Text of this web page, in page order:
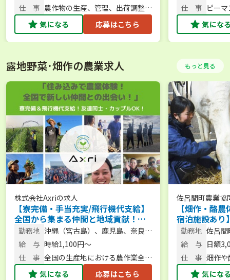
仕 事 農作物の生産、管理、出荷調整、
販売など
気になる 応募はこちら
仕 事 ピー
業全般
気にな
露地野菜･畑作の農業求人 もっと見る
株式会社Axriの求人
【寮完備・手当充実/飛行機代支給】
全国から集まる仲間と地域貢献！農
繁期をサポートする短期アルバイト
を大募集！／大型特殊・フォークリ
フト免許保有者、大歓迎！
勤務地 沖縄（宮古島）、鹿児島、奈良、
北海道など
給 与 時給1,100円〜
仕 事 全国の生産地における農作業全般
／農作業・スタッフ管理
気になる 応募はこちら
佐呂間町農業協
【畑作・酪
宿泊施設あり
体験から新
スで始めら
勤務地 佐呂
給 与 日額
仕 事 畑作
気にな